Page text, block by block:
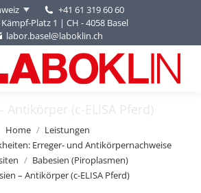
+41 61 319 60 60
Platz 1 | CH - 4058 Basel
labor.basel@laboklin.ch
Antikörper (c-ELISA Pferd)
Home
Leistungen
Erreger- und Antikörpernachweise
Babesien (Piroplasmen)
– Antikörper (c-ELISA Pferd)